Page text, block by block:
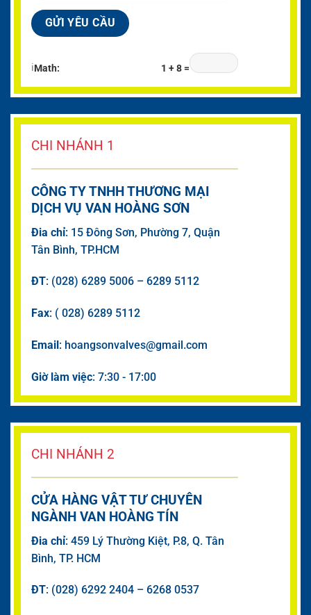
ℹMath: 1 + 8 =
CHI NHÁNH 1
CÔNG TY TNHH THƯƠNG MẠI
DỊCH VỤ VAN HOÀNG SƠN
Đia chỉ: 15 Đông Sơn, Phường 7, Quận
Tân Bình, TP.HCM
ĐT: (028) 6289 5006 – 6289 5112
Fax: ( 028) 6289 5112
Email: hoangsonvalves@gmail.com
Giờ làm việc: 7:30 - 17:00
CHI NHÁNH 2
CỬA HÀNG VẬT TƯ CHUYÊN
NGÀNH VAN HOÀNG TÍN
Đia chỉ: 459 Lý Thường Kiệt, P.8, Q. Tân
Bình, TP. HCM
ĐT: (028) 6292 2404 – 6268 0537